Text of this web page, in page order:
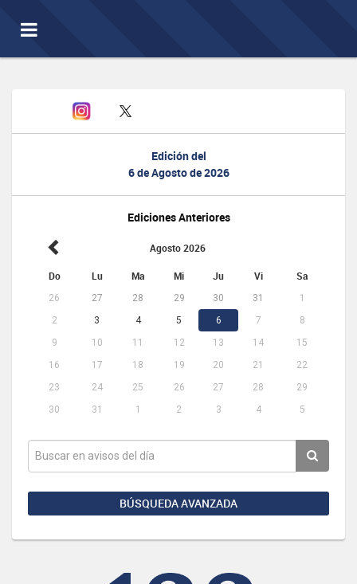
Toggle
navigation
Edición del
6 de Agosto de 2026
Ediciones Anteriores
Agosto 2026
Do Lu Ma Mi Ju Vi Sa
26 27 28 29 30 31
1
2
3 4 5 6 7
8
9
10 11 12 13 14
15
16
17 18 19 20 21
22
23
24 25 26 27 28
29
30
31 1 2 3 4 5
BÚSQUEDA AVANZADA